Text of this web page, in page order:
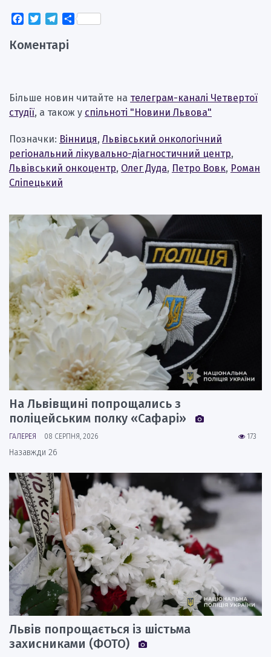
Facebook
TwitterTelegram
Поділитися
Коментарі
Більше новин читайте на телеграм-каналі Четвертої
студії, а також у спільноті "Новини Львова"
Позначки: Вінниця, Львівський онкологічний
регіональний лікувально-діагностичний центр,
Львівський онкоцентр, Олег Дуда, Петро Вовк, Роман
Сліпецький
На Львівщині попрощались з
поліцейським полку «Сафарі»
173
ГАЛЕРЕЯ 08 СЕРПНЯ, 2026
Назавжди 26
Львів попрощається із шістьма
захисниками (ФОТО)